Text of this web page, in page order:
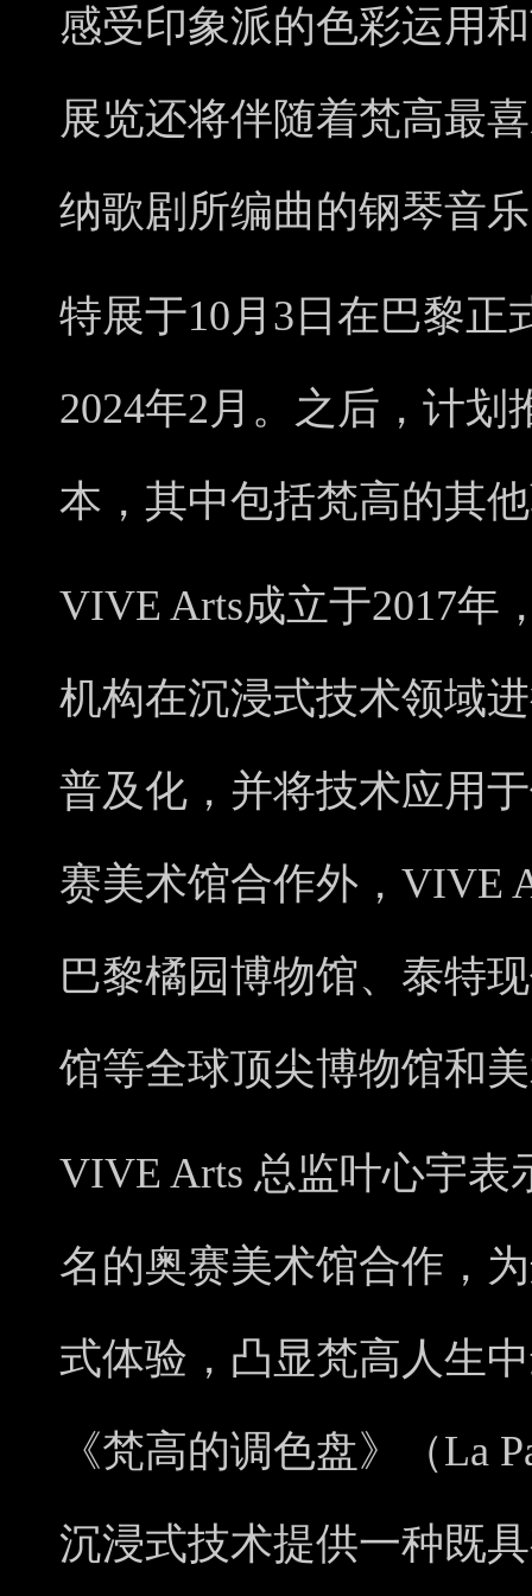
感受印象派的色彩运用
展览还将伴随着梵高最
纳歌剧所编曲的钢琴音
特展于10月3日在巴黎正
2024年2月。之后，计
本，其中包括梵高的其
VIVE Arts成立于2017年
机构在沉浸式技术领域
普及化，并将技术应用
赛美术馆合作外，VIVE
巴黎橘园博物馆、泰特
馆等全球顶尖博物馆和
VIVE Arts 总监叶心宇表
名的奥赛美术馆合作，
式体验，凸显梵高人生
《梵高的调色盘》（La
沉浸式技术提供一种既